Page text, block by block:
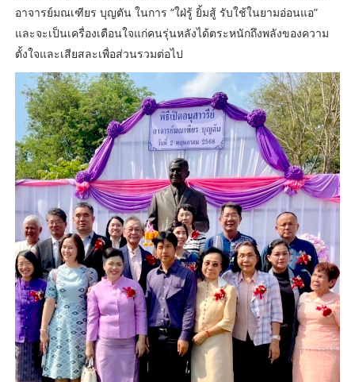
อาจารย์มณเฑียร บุญตัน ในการ “ใฝ่รู้ ยิ้มสู้ รับใช้ในยามอ่อนแอ”
และจะเป็นเครื่องเตือนใจแก่คนรุ่นหลังได้ตระหนักถึงพลังของความ
ตั้งใจและเสียสละเพื่อส่วนรวมต่อไป